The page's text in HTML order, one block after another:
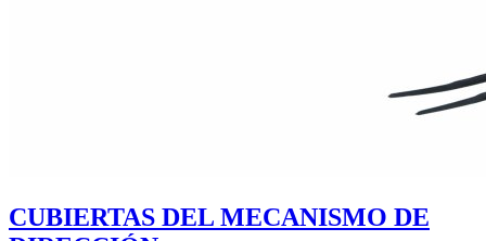
CUBIERTAS DEL MECANISMO DE